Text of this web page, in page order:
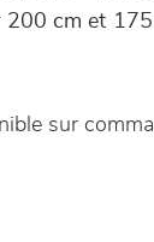
200 cm et
sur